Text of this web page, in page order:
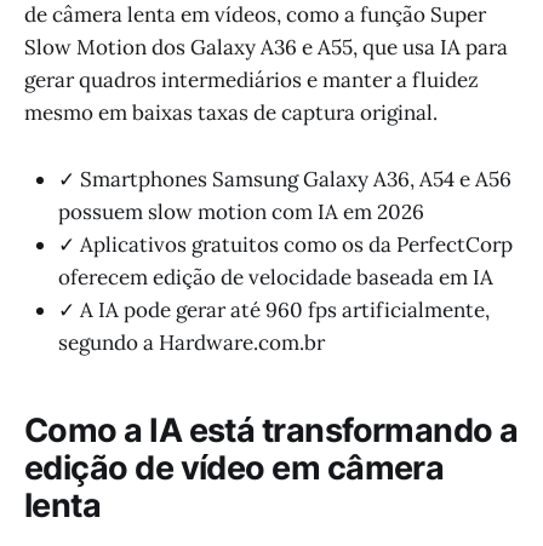
de câmera lenta em vídeos, como a função Super
Slow Motion dos Galaxy A36 e A55, que usa IA para
gerar quadros intermediários e manter a fluidez
mesmo em baixas taxas de captura original.
✓ Smartphones Samsung Galaxy A36, A54 e A56
possuem slow motion com IA em 2026
✓ Aplicativos gratuitos como os da PerfectCorp
oferecem edição de velocidade baseada em IA
✓ A IA pode gerar até 960 fps artificialmente,
segundo a Hardware.com.br
Como a IA está transformando a
edição de vídeo em câmera
lenta